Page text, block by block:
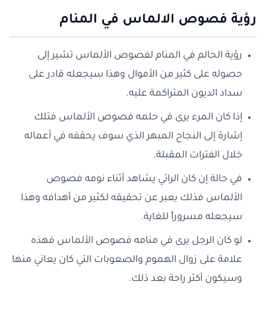
رؤية فصوص الالماس في المنام
رؤية الحالم في المنام لفصوص الألماس تشير إلى
حصوله على كثير من الأموال وهذا سيجعله قادر على
سداد الديون المتراكمة عليه.
إذا كان المرء يرى في حلمه فصوص الألماس فتلك
إشارة إلى النجاح المبهر الذي سوف يحققه في أعماله
خلال الفترات المقبلة.
في حالة إن كان الرائي يشاهد أثناء نومه فصوص
الألماس فذلك يعبر عن تحقيقه لكثير من أهدافه وهذا
سيجعله مسروراً للغاية.
لو كان الرجل يرى في منامه فصوص الألماس فهذه
علامة على زوال الهموم والصعوبات التي كان يعاني منها
وسيكون أكثر راحة بعد ذلك.